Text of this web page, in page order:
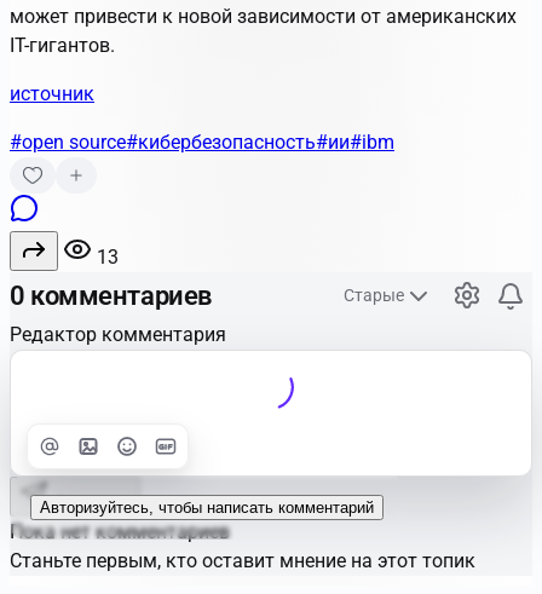
может привести к новой зависимости от американских
IT-гигантов.
источник
#open source#кибербезопасность#ии#ibm
13
0 комментариев Старые
Редактор комментария
Улучшить
Авторизуйтесь, чтобы написать комментарий
Отправить
Пока нет комментариев
Станьте первым, кто оставит мнение на этот топик